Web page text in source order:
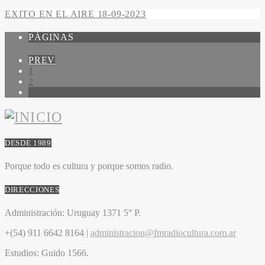
EXITO EN EL AIRE 18-09-2023
PÁGINAS
PREV
1
2
DESDE 1989
Porque todo es cultura y porque somos radio.
DIRECCIONES
Administración: Uruguay 1371 5° P.
+(54) 911 6642 8164 | administracion@fmradiocultura.com.ar
Estudios: Guido 1566.